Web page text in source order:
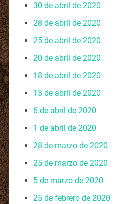
30 de abril de 2020
28 de abril de 2020
25 de abril de 2020
20 de abril de 2020
18 de abril de 2020
13 de abril de 2020
6 de abril de 2020
1 de abril de 2020
28 de marzo de 2020
25 de marzo de 2020
5 de marzo de 2020
25 de febrero de 2020